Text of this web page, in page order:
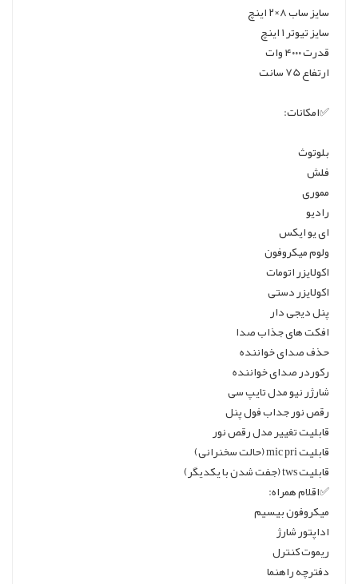
سایز ساب ۸×۲ اینچ
سایز تیوتر ۱ اینچ
قدرت ۴۰۰۰ وات
ارتفاع 75 سانت
✅امکانات:
بلوتوث
فلش
مموری
رادیو
ای یو ایکس
ولوم میکروفون
اکولایزر اتومات
اکولایزر دستی
پنل دیجی دار
افکت های جذاب صدا
حذف صدای خواننده
رکوردر صدای خواننده
شارژر نیو مدل تایپ سی
رقص نور جداب فول پنل
قابلیت تغییر مدل رقص نور
قابلیت mic pri (حالت سخنرانی)
قابلیت tws (جفت شدن با یکدیگر)
✅اقلام همراه:
میکروفون بیسیم
اداپتور شارژ
ریموت کنترل
دفترچه راهنما